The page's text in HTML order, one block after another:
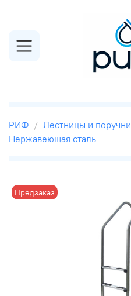
РИФ Лестницы и поручни
Нержавеющая сталь
Предзаказ